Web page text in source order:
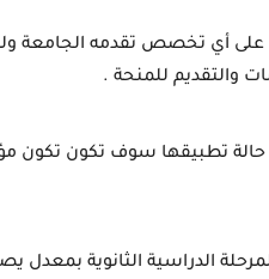
والتقديم للمنحة .
الثانوية بمعدل يصل